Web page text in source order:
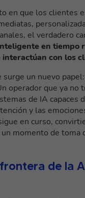
en que los clientes
el verdadero
en tiempo
interactúan con los
surge un nuevo
operador que ya no
de IA capaces
y las
en curso,
momento de toma
de la